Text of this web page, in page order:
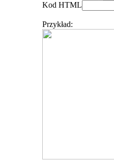
Kod HTML
Przykład: